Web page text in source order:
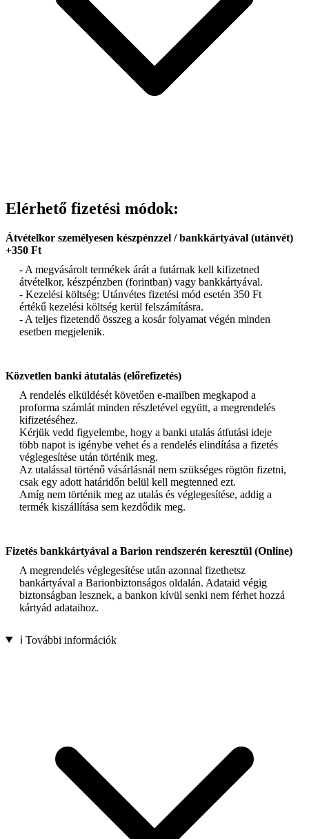
Elérhető fizetési módok:
Átvételkor személyesen készpénzzel / bankkártyával (utánvét)
+350 Ft
- A megvásárolt termékek árát a futárnak kell kifizetned
átvételkor, készpénzben (forintban) vagy bankkártyával.
- Kezelési költség: Utánvétes fizetési mód esetén 350 Ft
értékű kezelési költség kerül felszámításra.
- A teljes fizetendő összeg a kosár folyamat végén minden
esetben megjelenik.
Közvetlen banki átutalás (előrefizetés)
A rendelés elküldését követően e-mailben megkapod a
proforma számlát minden részletével együtt, a megrendelés
kifizetéséhez.
Kérjük vedd figyelembe, hogy a banki utalás átfutási ideje
több napot is igénybe vehet és a rendelés elindítása a fizetés
véglegesítése után történik meg.
Az utalással történő vásárlásnál nem szükséges rögtön fizetni,
csak egy adott határidőn belül kell megtenned ezt.
Amíg nem történik meg az utalás és véglegesítése, addig a
termék kiszállítása sem kezdődik meg.
Fizetés bankkártyával a Barion rendszerén keresztül (Online)
A megrendelés véglegesítése után azonnal fizethetsz
bankártyával a Barionbiztonságos oldalán. Adataid végig
biztonságban lesznek, a bankon kívül senki nem férhet hozzá
kártyád adataihoz.
ℹ️ További információk